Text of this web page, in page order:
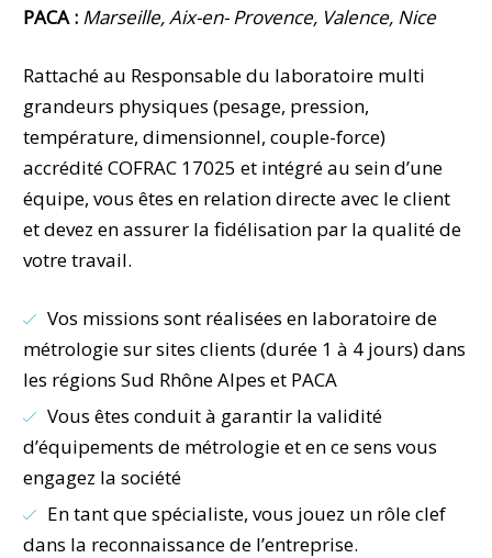
PACA : Marseille, Aix-en- Provence, Valence, Nice
Rattaché au Responsable du laboratoire multi
grandeurs physiques (pesage, pression,
température, dimensionnel, couple-force)
accrédité COFRAC 17025 et intégré au sein d’une
équipe, vous êtes en relation directe avec le client
et devez en assurer la fidélisation par la qualité de
votre travail.
Vos missions sont réalisées en laboratoire de
métrologie sur sites clients (durée 1 à 4 jours) dans
les régions Sud Rhône Alpes et PACA
Vous êtes conduit à garantir la validité
d’équipements de métrologie et en ce sens vous
engagez la société
En tant que spécialiste, vous jouez un rôle clef
dans la reconnaissance de l’entreprise.